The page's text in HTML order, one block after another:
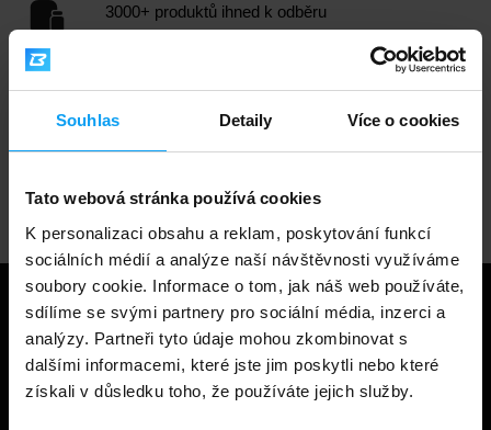
Souhlas Detaily Více o cookies
Tato webová stránka používá cookies
K personalizaci obsahu a reklam, poskytování funkcí
sociálních médií a analýze naší návštěvnosti využíváme
soubory cookie. Informace o tom, jak náš web používáte,
sdílíme se svými partnery pro sociální média, inzerci a
analýzy. Partneři tyto údaje mohou zkombinovat s
dalšími informacemi, které jste jim poskytli nebo které
získali v důsledku toho, že používáte jejich služby.
3000+ produktů ihned k odběru
Odborné poradenství
Užitečné informace
Způsoby a ceny doručení